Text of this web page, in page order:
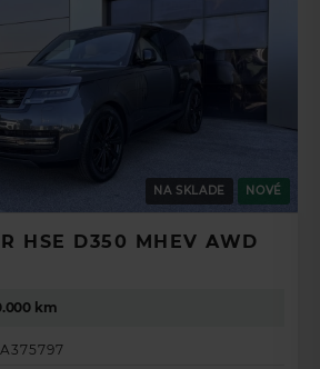
NA SKLADE NOVÉ
HSE D350 MHEV AWD
km